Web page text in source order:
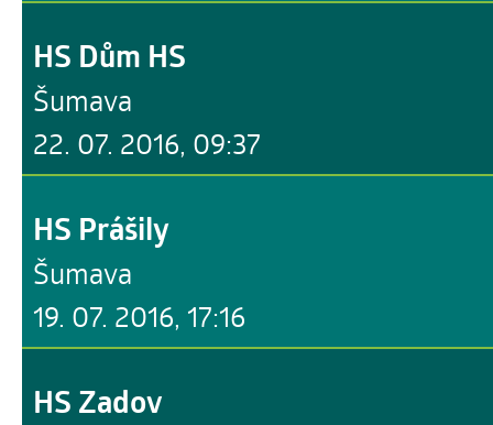
22. 07. 2016, 09:37
HS Dům HS
Šumava
19. 07. 2016, 17:16
HS Prášily
Šumava
HS Zadov